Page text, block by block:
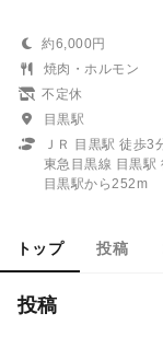
約6,000円
焼肉・ホルモン
不定休
目黒駅
ＪＲ 目黒駅 徒歩3
東急目黒線 目黒駅
目黒駅から252m
トップ 投稿
投稿